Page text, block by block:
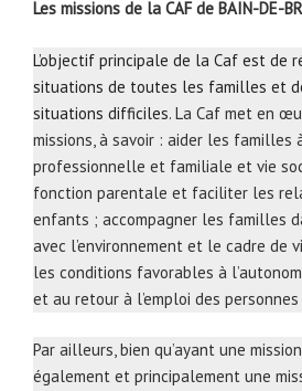
Les missions de la CAF de BAIN-DE-
L’objectif principale de la Caf est de
situations de toutes les familles et
situations difficiles. La Caf met en
missions, à savoir : aider les familles
professionnelle et familiale et vie
fonction parentale et faciliter les
enfants ; accompagner les familles
avec l’environnement et le cadre de
les conditions favorables à
et au retour à l’emploi des
Par ailleurs, bien qu’ayant une
également et principalement une